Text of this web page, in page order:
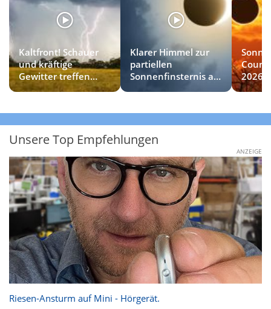
Kaltfront! Schauer
und kräftige
Gewitter treffen
diese Regionen
Klarer Himmel zur
partiellen
Sonnenfinsternis am
2026
Unsere Top Empfehlungen
ANZEIGE
Riesen-Ansturm auf Mini - Hörgerät.